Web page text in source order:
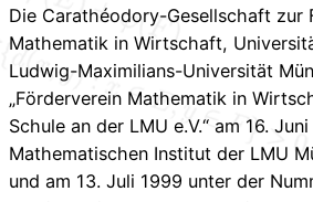
Die Carathéodory-Gesellschaft zur
Mathematik in Wirtschaft,
Ludwig-Maximilians-Universität
„Förderverein Mathematik in
Schule an der LMU e.V.“ am 16.
Mathematischen Institut der LMU
und am 13. Juli 1999 unter der